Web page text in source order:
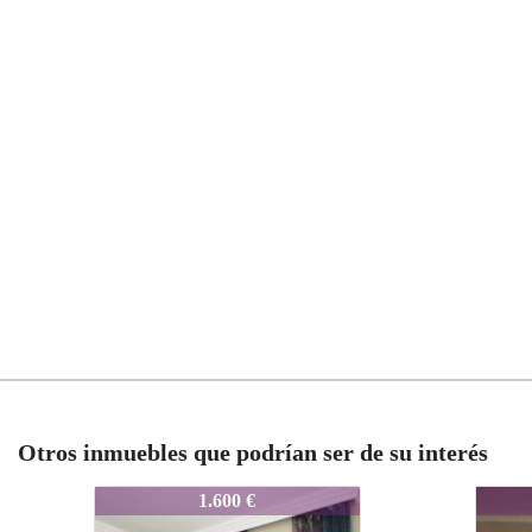
Otros inmuebles que podrían ser de su interés
1.590 €
1.590 €